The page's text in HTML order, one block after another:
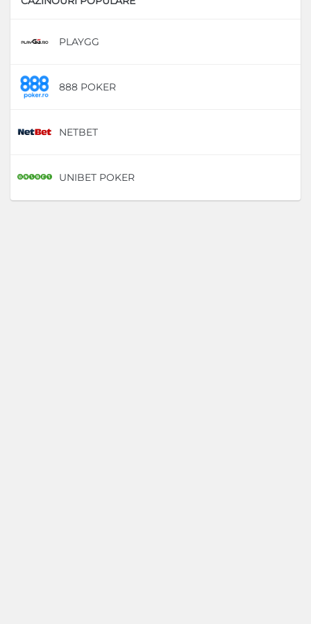
PLAYGG
888 POKER
NETBET
UNIBET POKER